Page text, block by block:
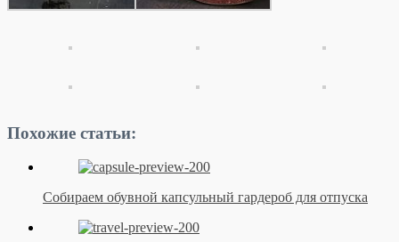
Похожие статьи:
Собираем обувной капсульный гардероб для отпуска